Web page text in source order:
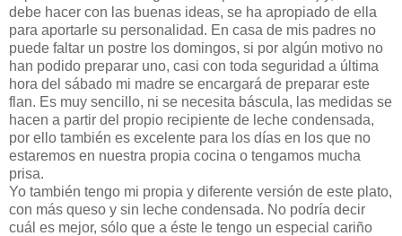
debe hacer con las buenas ideas, se ha apropiado de ella
para aportarle su personalidad. En casa de mis padres no
puede faltar un postre los domingos, si por algún motivo no
han podido preparar uno, casi con toda seguridad a última
hora del sábado mi madre se encargará de preparar este
flan. Es muy sencillo, ni se necesita báscula, las medidas se
hacen a partir del propio recipiente de leche condensada,
por ello también es excelente para los días en los que no
estaremos en nuestra propia cocina o tengamos mucha
prisa.
Yo también tengo mi propia y diferente versión de este plato,
con más queso y sin leche condensada. No podría decir
cuál es mejor, sólo que a éste le tengo un especial cariño